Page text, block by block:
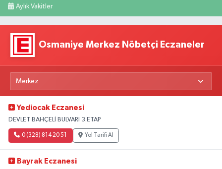
Aylık Vakitler
Osmaniye Merkez Nöbetçi Eczaneler
Yediocak Eczanesi
DEVLET BAHÇELİ BULVARI 3.ETAP
0 (328) 814 20 51 Yol Tarifi Al
Bayrak Eczanesi